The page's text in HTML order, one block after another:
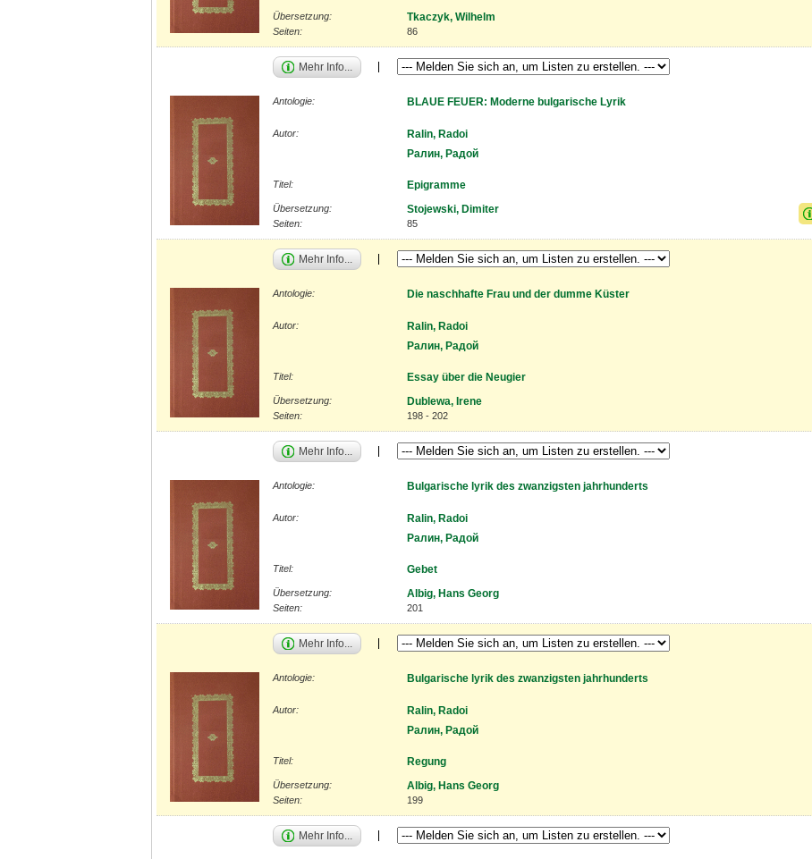
Übersetzung: Tkaczyk, Wilhelm
Seiten: 86
Mehr Info...
Antologie: BLAUE FEUER: Moderne bulgarische Lyrik
Autor:
Ralin, Radoi
Ралин, Радой
Titel: Epigramme
Übersetzung: Stojewski, Dimiter
Seiten: 85
Mehr Info...
Antologie: Die naschhafte Frau und der dumme Küster
Autor:
Ralin, Radoi
Ралин, Радой
Titel: Essay über die Neugier
Übersetzung: Dublewa, Irene
Seiten: 198 - 202
Mehr Info...
Antologie: Bulgarische lyrik des zwanzigsten jahrhunderts
Autor:
Ralin, Radoi
Ралин, Радой
Titel: Gebet
Übersetzung: Albig, Hans Georg
Seiten: 201
Mehr Info...
Antologie: Bulgarische lyrik des zwanzigsten jahrhunderts
Autor:
Ralin, Radoi
Ралин, Радой
Titel: Regung
Übersetzung: Albig, Hans Georg
Seiten: 199
Mehr Info...